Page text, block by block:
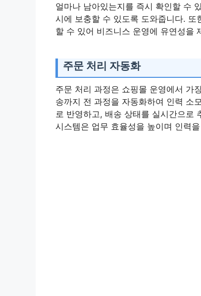
얼마나 남아있는지를 즉시 확인할 수
시에 보충할 수 있도록 도와줍니다. 또
할 수 있어 비즈니스 운영에 유연성을
주문 처리 자동화
주문 처리 과정은 쇼핑몰 운영에서 가
송까지 전 과정을 자동화하여 인력 소
로 반영하고, 배송 상태를 실시간으로
시스템은 업무 효율성을 높이며 인력